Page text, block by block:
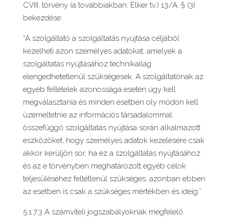
CVIII. törvény (a továbbiakban: Elker tv.) 13/A. § (3)
bekezdése:
“A szolgáltató a szolgáltatás nyújtása céljából
kezelheti azon személyes adatokat, amelyek a
szolgáltatás nyújtásához technikailag
elengedhetetlenül szükségesek. A szolgáltatónak az
egyéb feltételek azonossága esetén úgy kell
megválasztania és minden esetben oly módon kell
üzemeltetnie az információs társadalommal
összefüggő szolgáltatás nyújtása során alkalmazott
eszközöket, hogy személyes adatok kezelésére csak
akkor kerüljön sor, ha ez a szolgáltatás nyújtásához
és az e törvényben meghatározott egyéb célok
teljesüléséhez feltétlenül szükséges, azonban ebben
az esetben is csak a szükséges mértékben és ideig.”
5.1.7.3 A számviteli jogszabályoknak megfelelő